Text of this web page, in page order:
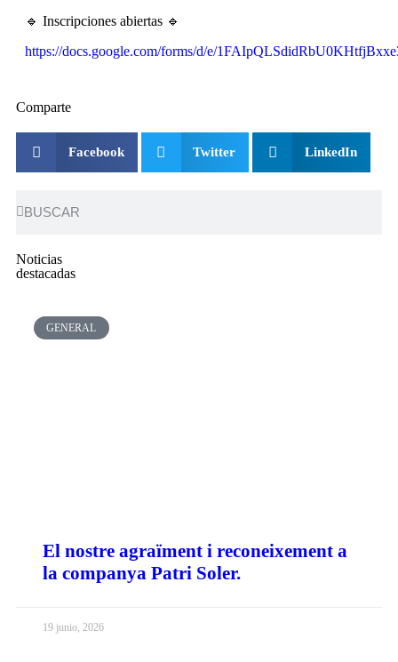
🔹 Inscripciones abiertas 🔹
https://docs.google.com/forms/d/e/
Comparte
Facebook Twitter LinkedIn
Noticias
destacadas
GENERAL
El nostre agraïment i reconeixement a
la companya Patri Soler.
19 junio, 2026